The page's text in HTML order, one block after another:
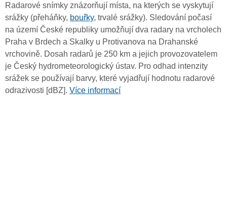
Radarové snímky znázorňují místa, na kterých se vyskytují
srážky (přeháňky, bouřky, trvalé srážky). Sledování počasí
na území České republiky umožňují dva radary na vrcholech
Praha v Brdech a Skalky u Protivanova na Drahanské
vrchovině. Dosah radarů je 250 km a jejich provozovatelem
je Český hydrometeorologický ústav. Pro odhad intenzity
srážek se používají barvy, které vyjadřují hodnotu radarové
odrazivosti [dBZ]. Více informací